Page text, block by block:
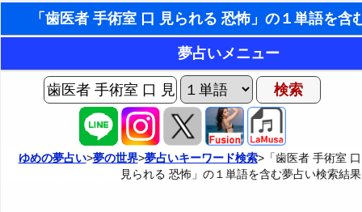
東洋・西洋占星術
ホラリー占星術
手相占いで未来診断
タロットカードで無料占い
命名の姓名判断
夢占いメニュー
AIゆめの夢占いチャット
ヨセフの夢占い
夢占い掲示板
カテゴリー別夢占い
ゆめの夢占い>夢の世界>夢占いキーワード検索>「歯医者 手術室 口
見られる 恐怖」の１単語を含む夢占い検索結果